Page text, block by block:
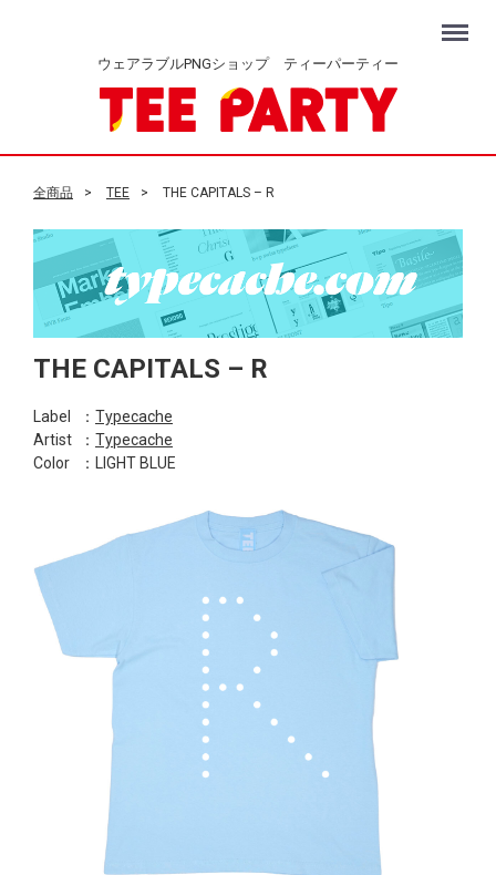
ウェアラブルPNGショップ ティーパーティー
Menu
全商品 TEE THE CAPITALS – R
THE CAPITALS – R
Label ： Typecache
Artist
： Typecache
Color
：LIGHT BLUE